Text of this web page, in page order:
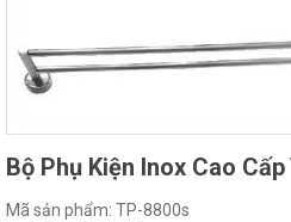
Bộ Phụ Kiện Inox Cao
Mã sản phẩm: TP-8800s